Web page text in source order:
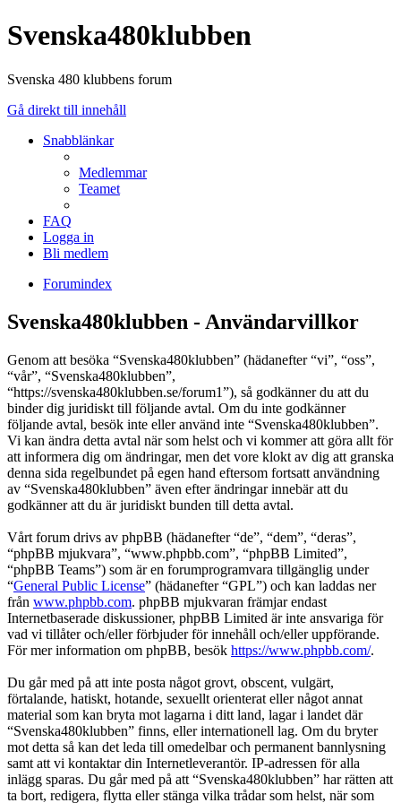
Svenska480klubben
Svenska 480 klubbens forum
Gå direkt till innehåll
Snabblänkar
Medlemmar
Teamet
FAQ
Logga in
Bli medlem
Forumindex
Svenska480klubben - Användarvillkor
Genom att besöka “Svenska480klubben” (hädanefter “vi”, “oss”,
“vår”, “Svenska480klubben”,
“https://svenska480klubben.se/forum1”), så godkänner du att du
binder dig juridiskt till följande avtal. Om du inte godkänner
följande avtal, besök inte eller använd inte “Svenska480klubben”.
Vi kan ändra detta avtal när som helst och vi kommer att göra allt för
att informera dig om ändringar, men det vore klokt av dig att granska
denna sida regelbundet på egen hand eftersom fortsatt användning
av “Svenska480klubben” även efter ändringar innebär att du
godkänner att du är juridiskt bunden till detta avtal.
Vårt forum drivs av phpBB (hädanefter “de”, “dem”, “deras”,
“phpBB mjukvara”, “www.phpbb.com”, “phpBB Limited”,
“phpBB Teams”) som är en forumprogramvara tillgänglig under
“General Public License” (hädanefter “GPL”) och kan laddas ner
från www.phpbb.com. phpBB mjukvaran främjar endast
Internetbaserade diskussioner, phpBB Limited är inte ansvariga för
vad vi tillåter och/eller förbjuder för innehåll och/eller uppförande.
För mer information om phpBB, besök https://www.phpbb.com/.
Du går med på att inte posta något grovt, obscent, vulgärt,
förtalande, hatiskt, hotande, sexuellt orienterat eller något annat
material som kan bryta mot lagarna i ditt land, lagar i landet där
“Svenska480klubben” finns, eller internationell lag. Om du bryter
mot detta så kan det leda till omedelbar och permanent bannlysning
samt att vi kontaktar din Internetleverantör. IP-adressen för alla
inlägg sparas. Du går med på att “Svenska480klubben” har rätten att
ta bort, redigera, flytta eller stänga vilka trådar som helst, när som